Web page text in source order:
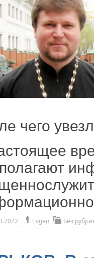
чего
Evgen Без